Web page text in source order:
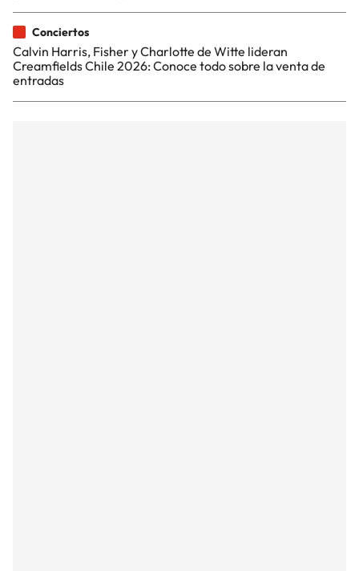
Conciertos
Calvin Harris, Fisher y Charlotte de Witte lideran
Creamfields Chile 2026: Conoce todo sobre la venta de
entradas